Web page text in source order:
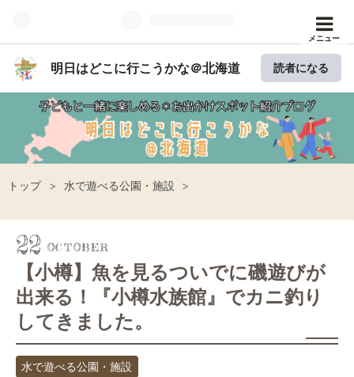
明日はどこに行こうかな＠北海道 読者になる
メニュー
トップ > 水で遊べる公園・施設 >
22
【小樽】魚を見るついでに磯遊びが
出来る！『小樽水族館』でカニ釣り
してきました。
水で遊べる公園・施設